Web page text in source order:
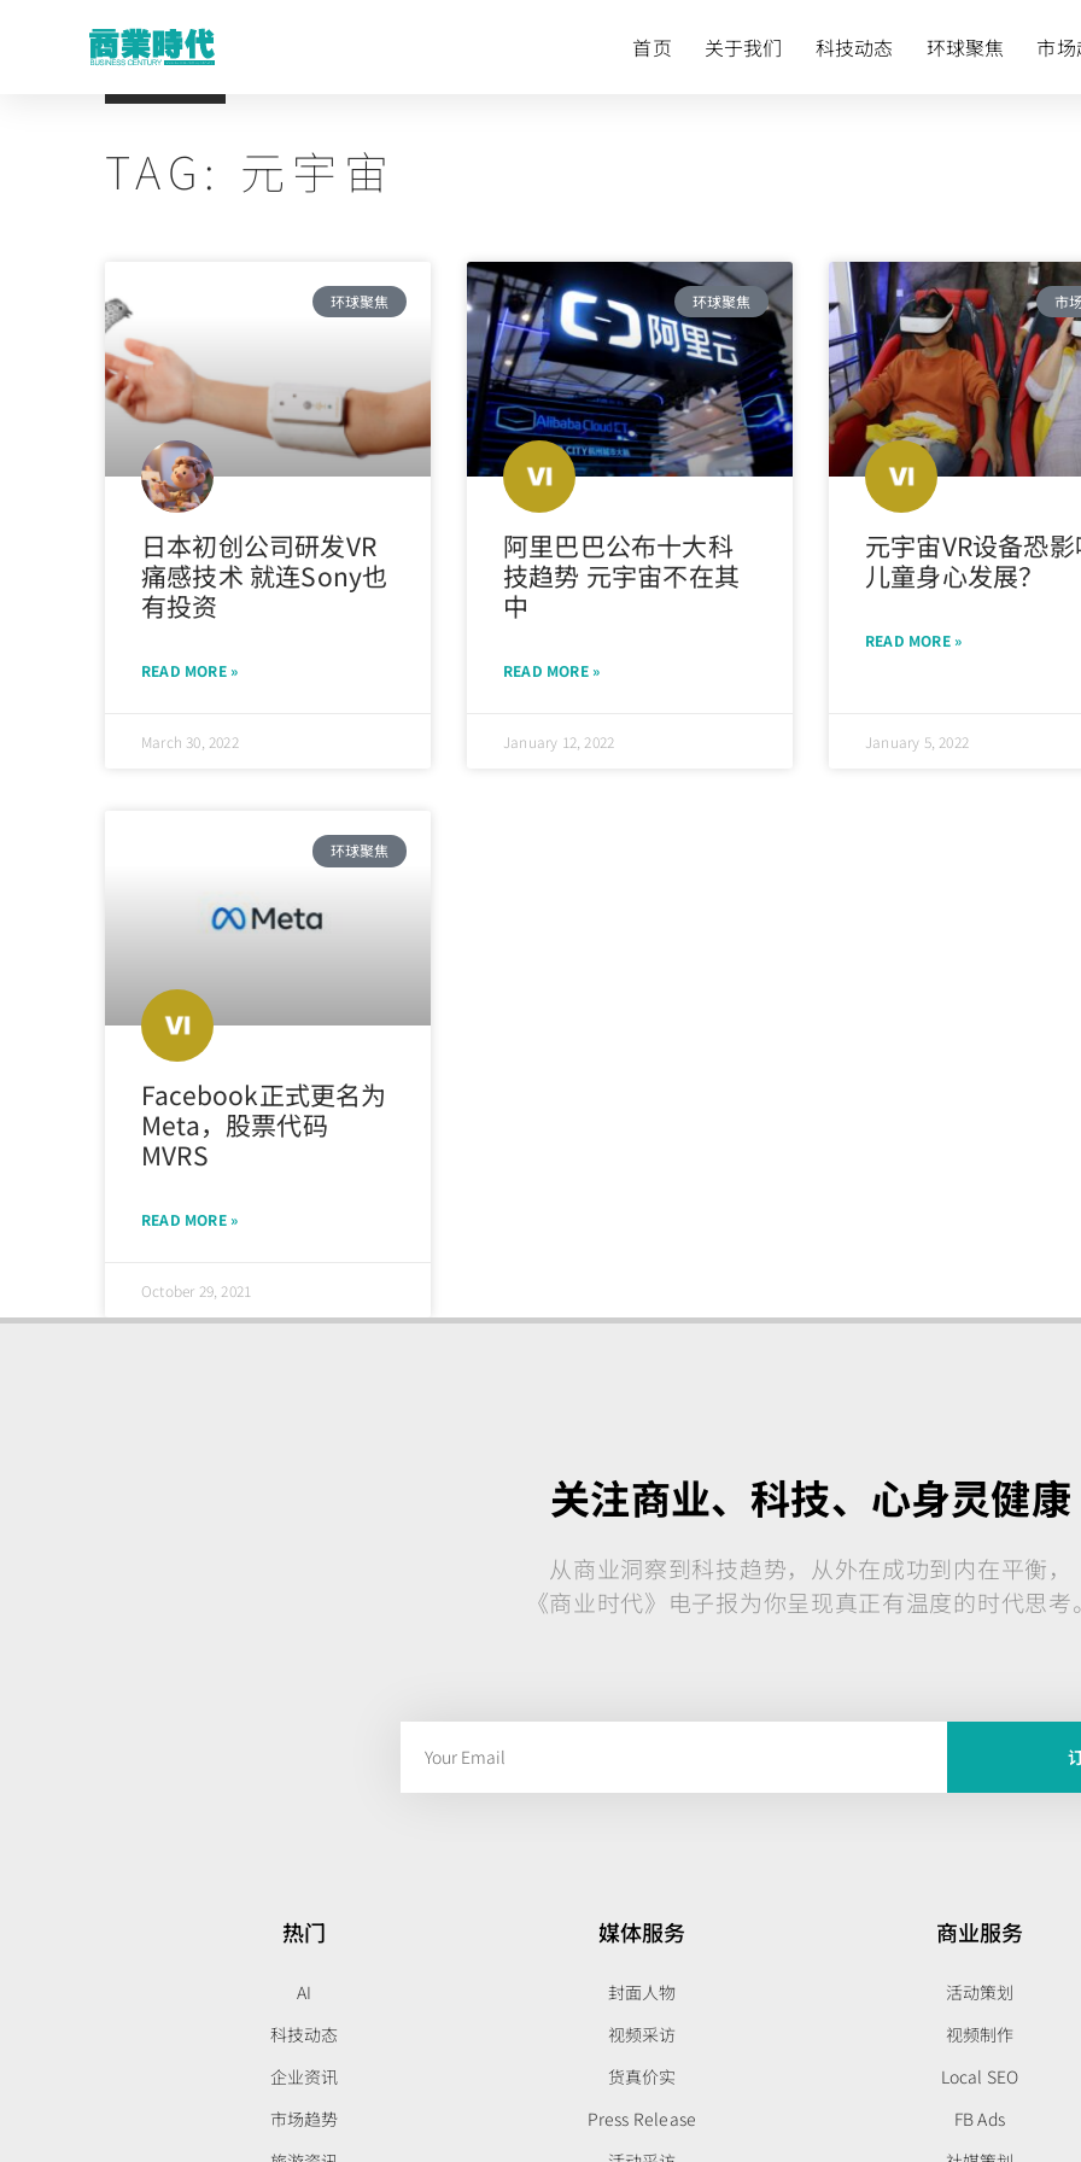
首页 关于我们 科技动态 环球聚焦 市
TAG: 元宇宙
环球聚焦
日本初创公司研发VR
痛感技术 就连Sony也
有投资
READ MORE »
March 30, 2022
环球聚焦
阿里巴巴公布十大科
技趋势 元宇宙不在其
中
READ MORE »
January 12, 2022
市
元宇宙VR设备恐
儿童身心发展？
READ MORE »
January 5, 2022
环球聚焦
Facebook正式更名为
Meta，股票代码
MVRS
READ MORE »
October 29, 2021
关注商业、科技、心身灵健康
从商业洞察到科技趋势，从外在成功到内在平衡，
《商业时代》电子报为你呈现真正有温度的时代思考
热门
AI
科技动态
企业资讯
市场趋势
媒体服务
封面人物
视频采访
货真价实
Press Release
商业服务
活动策划
视频制作
Local SEO
FB Ads